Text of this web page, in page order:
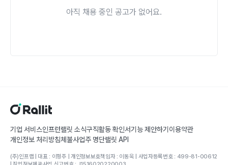
아직 채용 중인 공고가 없어요.
기업 서비스인프런랠릿 소식구직활동 확인서기능 제안하기 이용약관
개인정보 처리방침체불사업주 명단랠릿 API
(주)인프랩 | 대표 : 이형주 | 개인정보보호책임자 : 이동욱 | 사업자등록번호 : 499-81-00612